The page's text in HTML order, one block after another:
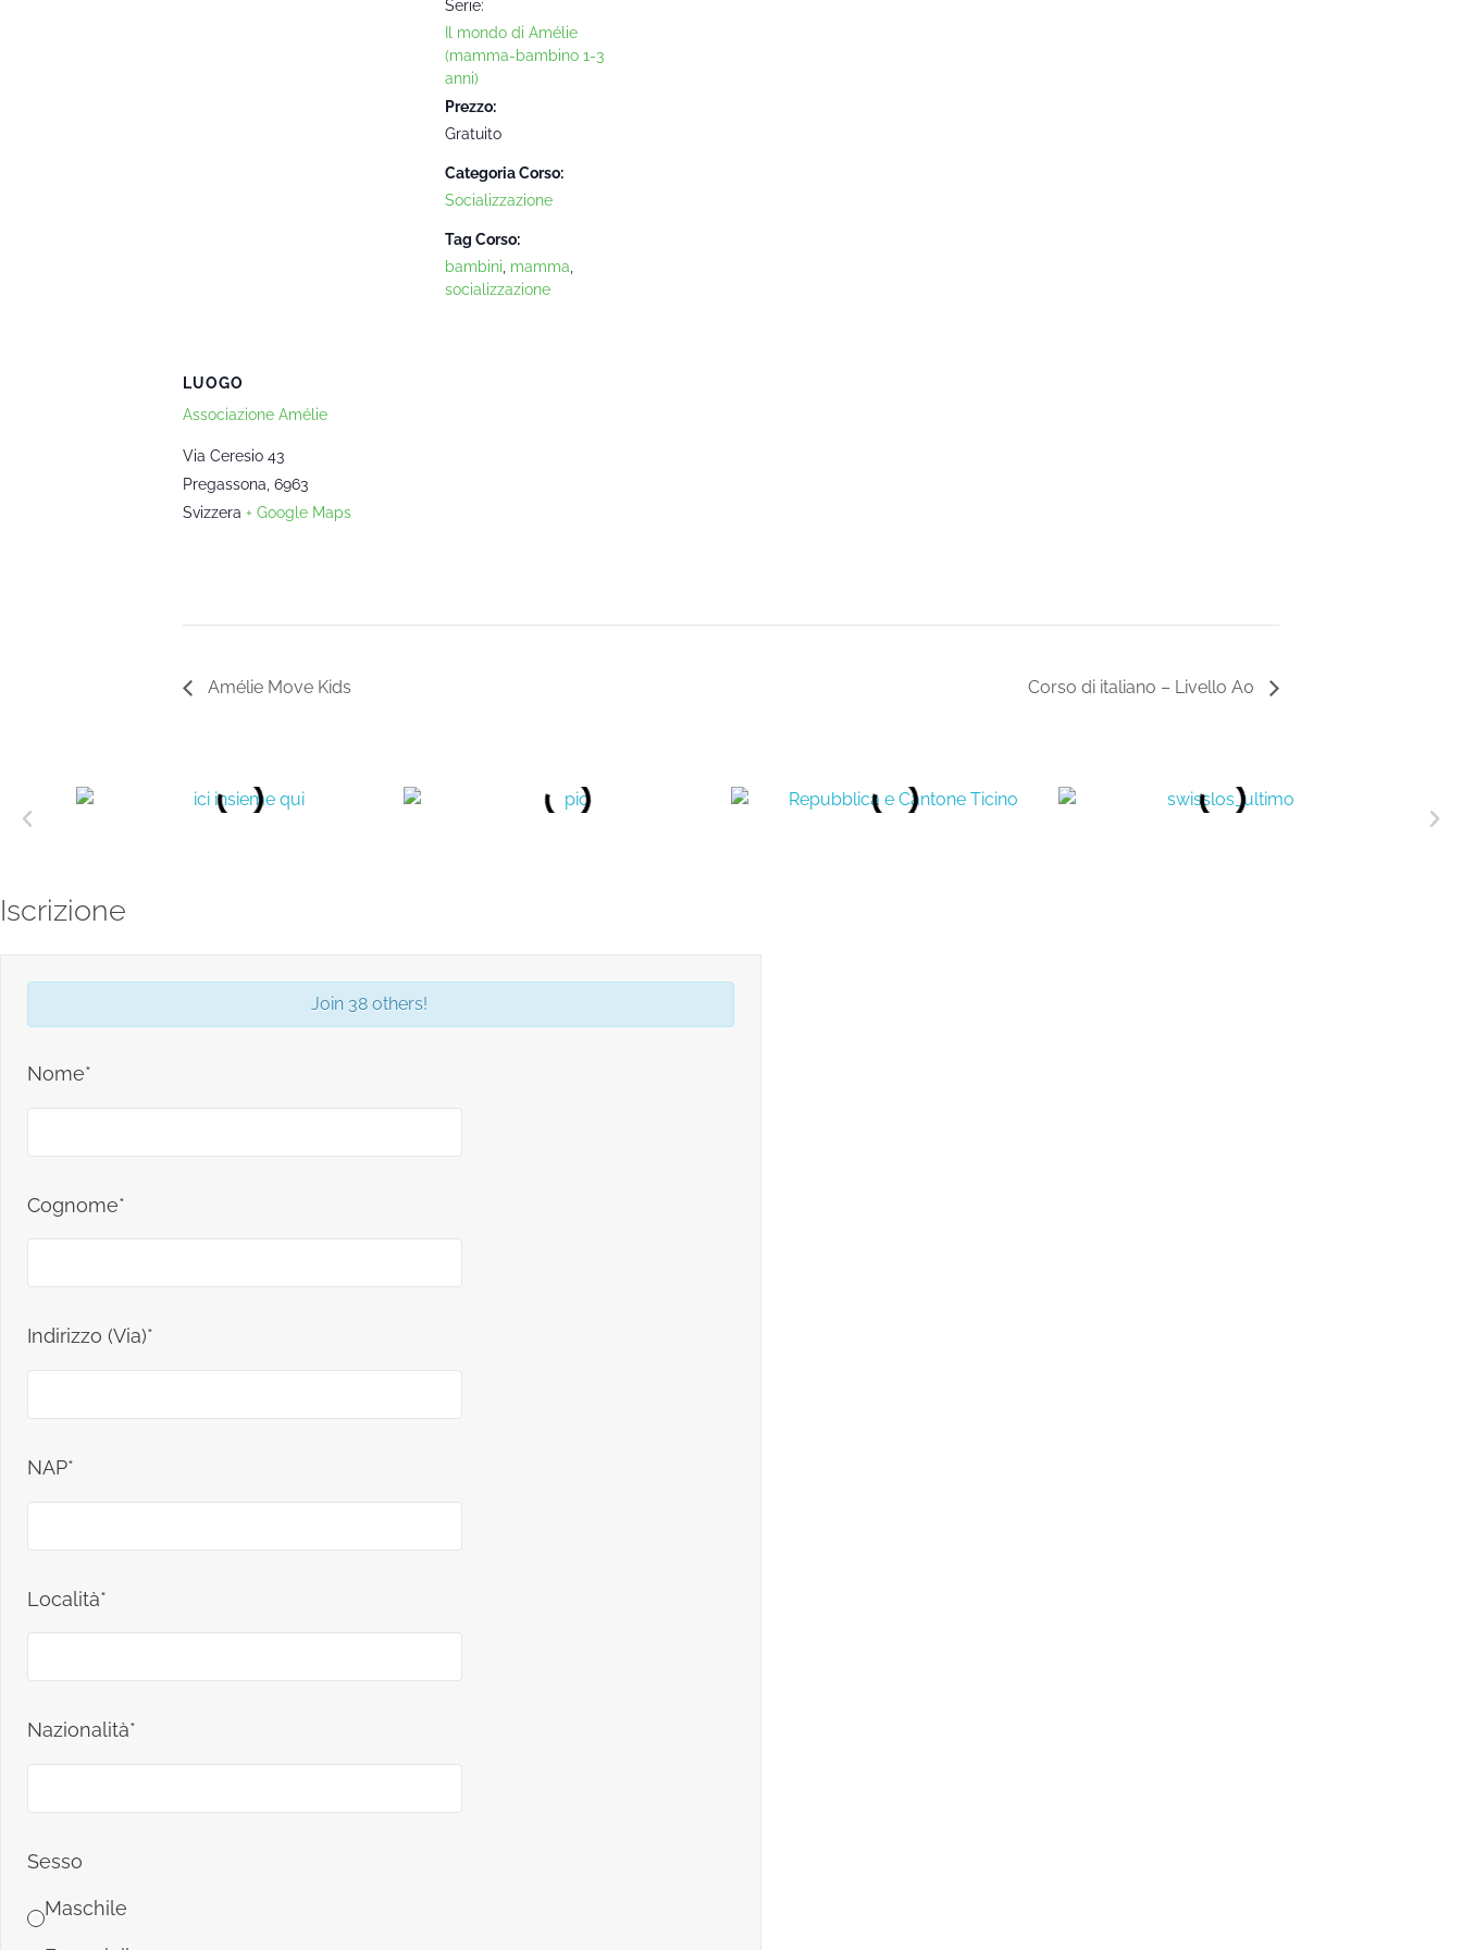
Serie:
Il mondo di Amélie
(mamma-bambino 1-3
anni)
Prezzo:
Gratuito
Categoria Corso:
Socializzazione
Tag Corso:
bambini mamma
socializzazione
LUOGO
Associazione Amélie
Via Ceresio 43
Pregassona 6963
Svizzera + Google Maps
Amélie Move Kids Corso di italiano – Livello A0
Iscrizione
Join 38 others!
Nome*
Cognome*
Indirizzo (Via)*
NAP*
Località*
Nazionalità*
Sesso
Maschile